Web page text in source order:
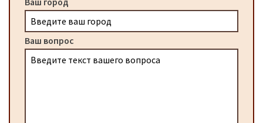
Ваш вопрос